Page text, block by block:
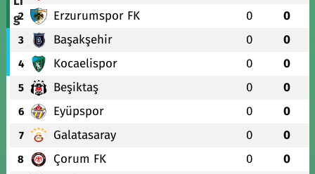
2 Erzurumspor FK 0 0
3 Başakşehir 0 0
4 Kocaelispor 0 0
5 Beşiktaş 0 0
6 Eyüpspor 0 0
7 Galatasaray 0 0
8 Çorum FK 0 0